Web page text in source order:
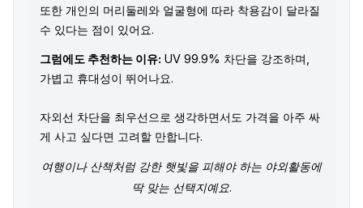
또한 개인의 머리둘레와 얼굴형에 따라 착용감이 달라질
수 있다는 점이 있어요.
그럼에도 추천하는 이유: UV 99.9% 차단을 강조하며,
가볍고 휴대성이 뛰어나요.
자외선 차단을 최우선으로 생각하면서도 가격을 아주 싸
게 사고 싶다면 고려할 만합니다.
여행이나 산책처럼 강한 햇빛을 피해야 하는 야외활동에
딱 맞는 선택지예요.